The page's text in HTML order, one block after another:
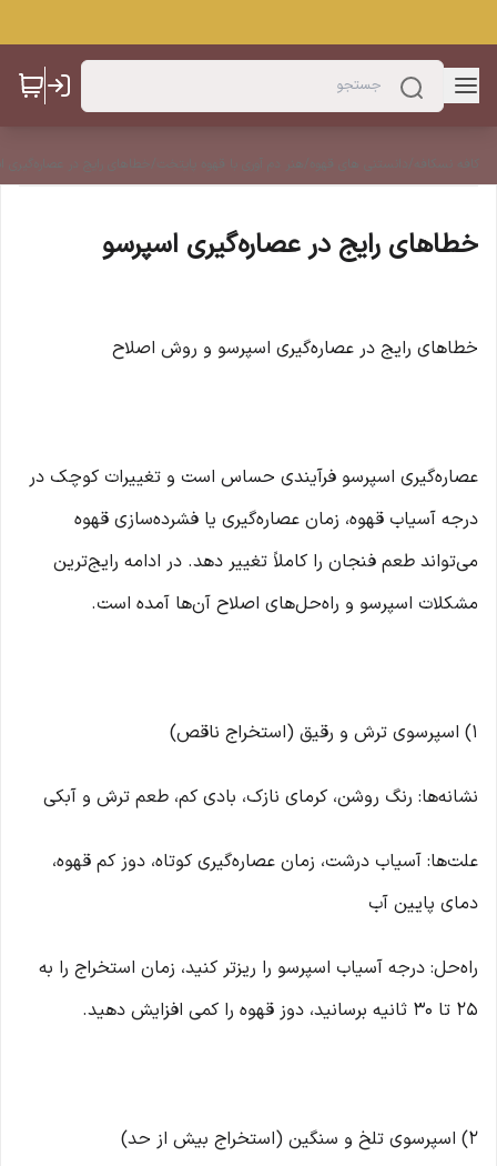
خطاهای رایج در عصاره‌گیری اسپرسو
خطاهای رایج در عصاره‌گیری اسپرسو و روش اصلاح
عصاره‌گیری اسپرسو فرآیندی حساس است و تغییرات کوچک در
درجه آسیاب قهوه، زمان عصاره‌گیری یا فشرده‌سازی قهوه
می‌تواند طعم فنجان را کاملاً تغییر دهد. در ادامه رایج‌ترین
مشکلات اسپرسو و راه‌حل‌های اصلاح آن‌ها آمده است.
۱) اسپرسوی ترش و رقیق (استخراج ناقص)
نشانه‌ها: رنگ روشن، کرمای نازک، بادی کم، طعم ترش و آبکی
علت‌ها: آسیاب درشت، زمان عصاره‌گیری کوتاه، دوز کم قهوه،
دمای پایین آب
راه‌حل: درجه آسیاب اسپرسو را ریزتر کنید، زمان استخراج را به
۲۵ تا ۳۰ ثانیه برسانید، دوز قهوه را کمی افزایش دهید.
۲) اسپرسوی تلخ و سنگین (استخراج بیش از حد)